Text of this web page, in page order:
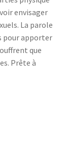
envisager
La parole
pour apporter
que
Prête à